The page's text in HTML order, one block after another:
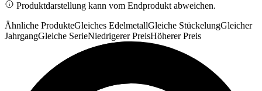
Produktdarstellung kann vom Endprodukt abweichen.
Ähnliche ProdukteGleiches EdelmetallGleiche StückelungGleicher
JahrgangGleiche SerieNiedrigerer PreisHöherer Preis